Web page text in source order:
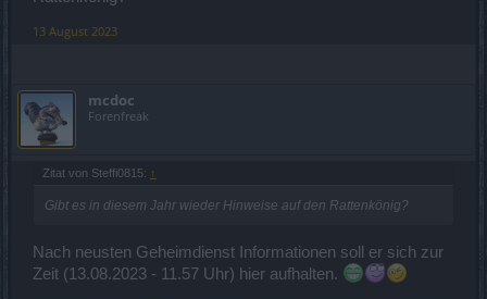
13 August 2023
mcdoc
Forenfreak
Zitat von Steffi0815: ↑
Gibt es in diesem Jahr wieder Hinweise auf den Rattenkönig?
Nach neusten Geheimdienst Informationen soll er sich zur
Zeit (13.08.2023 - 11.57 Uhr) hier aufhalten.